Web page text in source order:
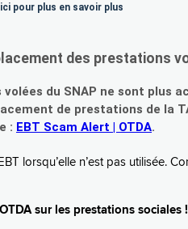
pour plus en savoir plus
des prestations
du SNAP ne sont plus
de prestations de la
: EBT Scam Alert | OTDA.
lorsqu’elle n’est pas utilisée.
sur les prestations sociales !